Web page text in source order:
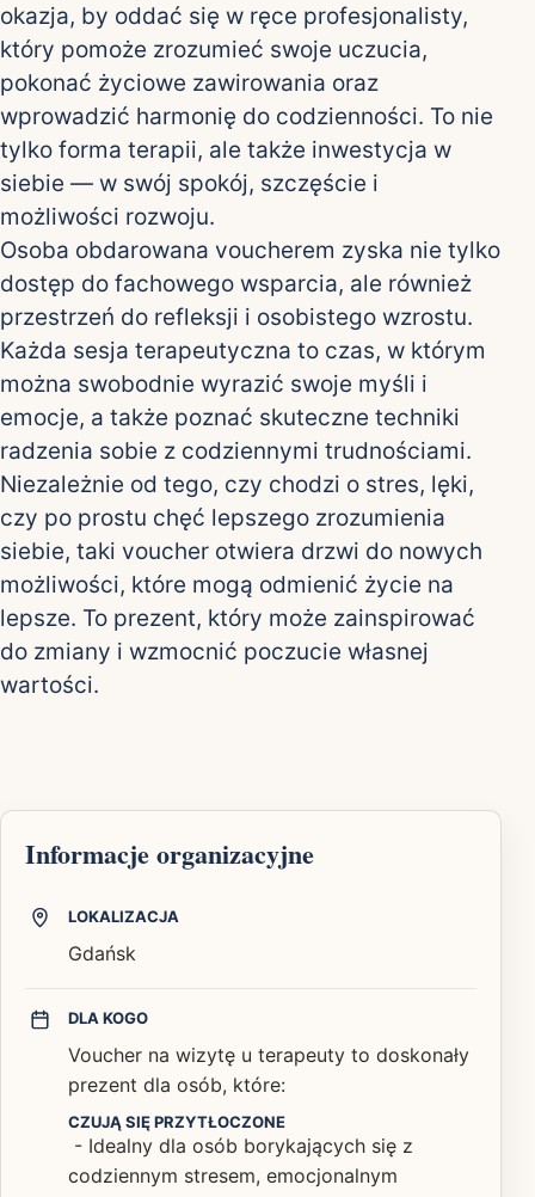
okazja, by oddać się w ręce profesjonalisty,
który pomoże zrozumieć swoje uczucia,
pokonać życiowe zawirowania oraz
wprowadzić harmonię do codzienności. To nie
tylko forma terapii, ale także inwestycja w
siebie — w swój spokój, szczęście i
możliwości rozwoju.
Osoba obdarowana voucherem zyska nie tylko
dostęp do fachowego wsparcia, ale również
przestrzeń do refleksji i osobistego wzrostu.
Każda sesja terapeutyczna to czas, w którym
można swobodnie wyrazić swoje myśli i
emocje, a także poznać skuteczne techniki
radzenia sobie z codziennymi trudnościami.
Niezależnie od tego, czy chodzi o stres, lęki,
czy po prostu chęć lepszego zrozumienia
siebie, taki voucher otwiera drzwi do nowych
możliwości, które mogą odmienić życie na
lepsze. To prezent, który może zainspirować
do zmiany i wzmocnić poczucie własnej
wartości.
Informacje organizacyjne
LOKALIZACJA
Gdańsk
DLA KOGO
Voucher na wizytę u terapeuty to doskonały
prezent dla osób, które:
CZUJĄ SIĘ PRZYTŁOCZONE
- Idealny dla osób borykających się z
codziennym stresem, emocjonalnym